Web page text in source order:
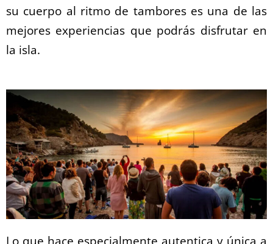
su cuerpo al ritmo de tambores es una de las
mejores experiencias que podrás disfrutar en
la isla.
Lo que hace especialmente autentica y única a